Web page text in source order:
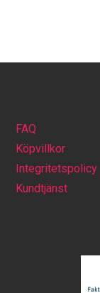
FAQ
Köpvillkor
Integritetspolicy
Kundtjänst